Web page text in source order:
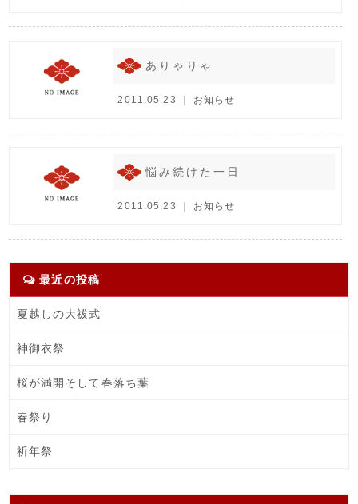
ありゃりゃ
2011.05.23 ｜ お知らせ
悩み続けた一日
2011.05.23 ｜ お知らせ
最近の投稿
夏越しの大祓式
神御衣祭
桜が満開そして春落ち葉
春祭り
祈年祭